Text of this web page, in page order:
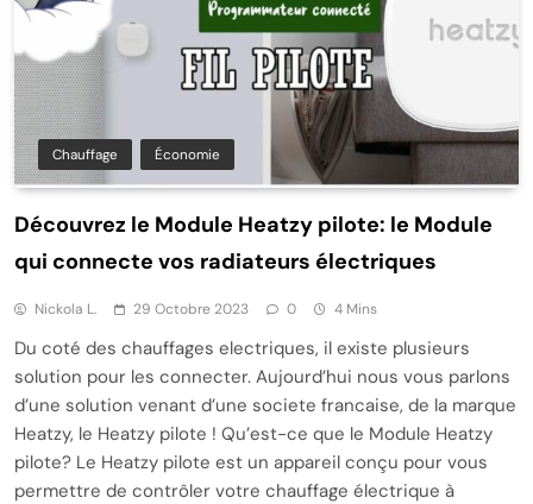
Chauffage Économie
Découvrez le Module Heatzy pilote: le Module
qui connecte vos radiateurs électriques
Nickola L. 29 Octobre 2023 0 4 Mins
Du coté des chauffages electriques, il existe plusieurs
solution pour les connecter. Aujourd’hui nous vous parlons
d’une solution venant d’une societe francaise, de la marque
Heatzy, le Heatzy pilote ! Qu’est-ce que le Module Heatzy
pilote? Le Heatzy pilote est un appareil conçu pour vous
permettre de contrôler votre chauffage électrique à